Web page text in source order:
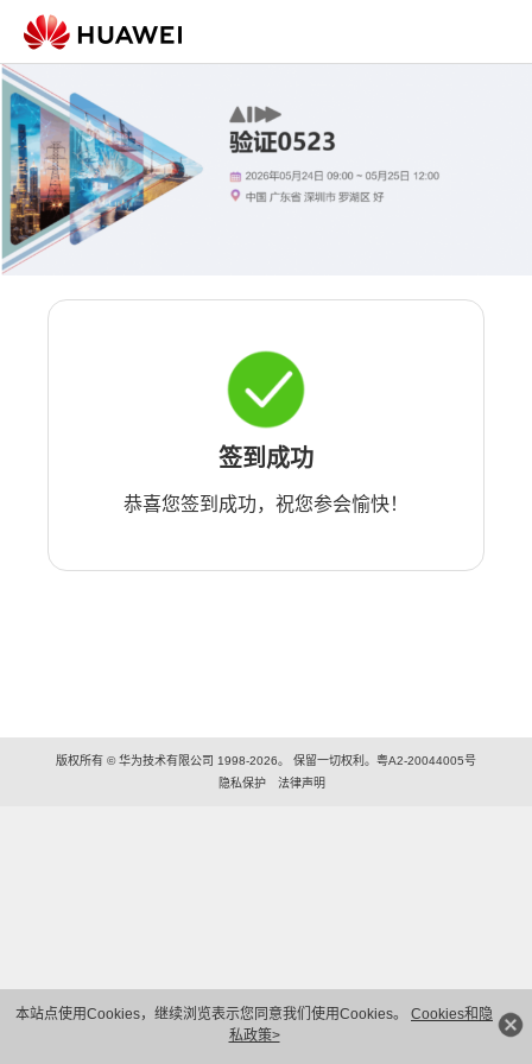
本站点使用Cookies，继续浏览表示您同意我们使用Cookies。 Cookies和隐
私政策>
签到成功
恭喜您签到成功，祝您参会愉快！
版权所有 © 华为技术有限公司 1998-2026。 保留一切权利。粤A2-20044005号
隐私保护
法律声明